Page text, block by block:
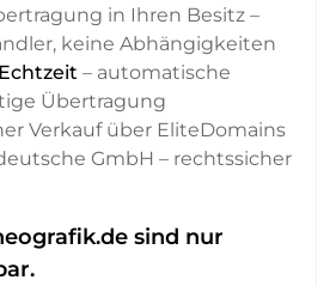
in Ihren Besitz –
keine Abhängigkeiten
– automatische
Übertragung
Verkauf über EliteDomains
GmbH – rechtssicher
sind nur